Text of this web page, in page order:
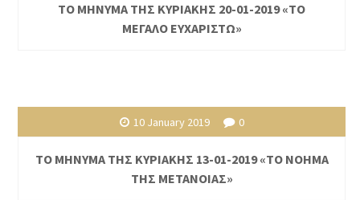
ΤΟ ΜΗΝΥΜΑ ΤΗΣ ΚΥΡΙΑΚΗΣ 20-01-2019 «ΤΟ
ΜΕΓΑΛΟ ΕΥΧΑΡΙΣΤΩ»
10 January 2019 0
ΤΟ ΜΗΝΥΜΑ ΤΗΣ ΚΥΡΙΑΚΗΣ 13-01-2019 «ΤΟ ΝΟΗΜΑ
ΤΗΣ ΜΕΤΑΝΟΙΑΣ»